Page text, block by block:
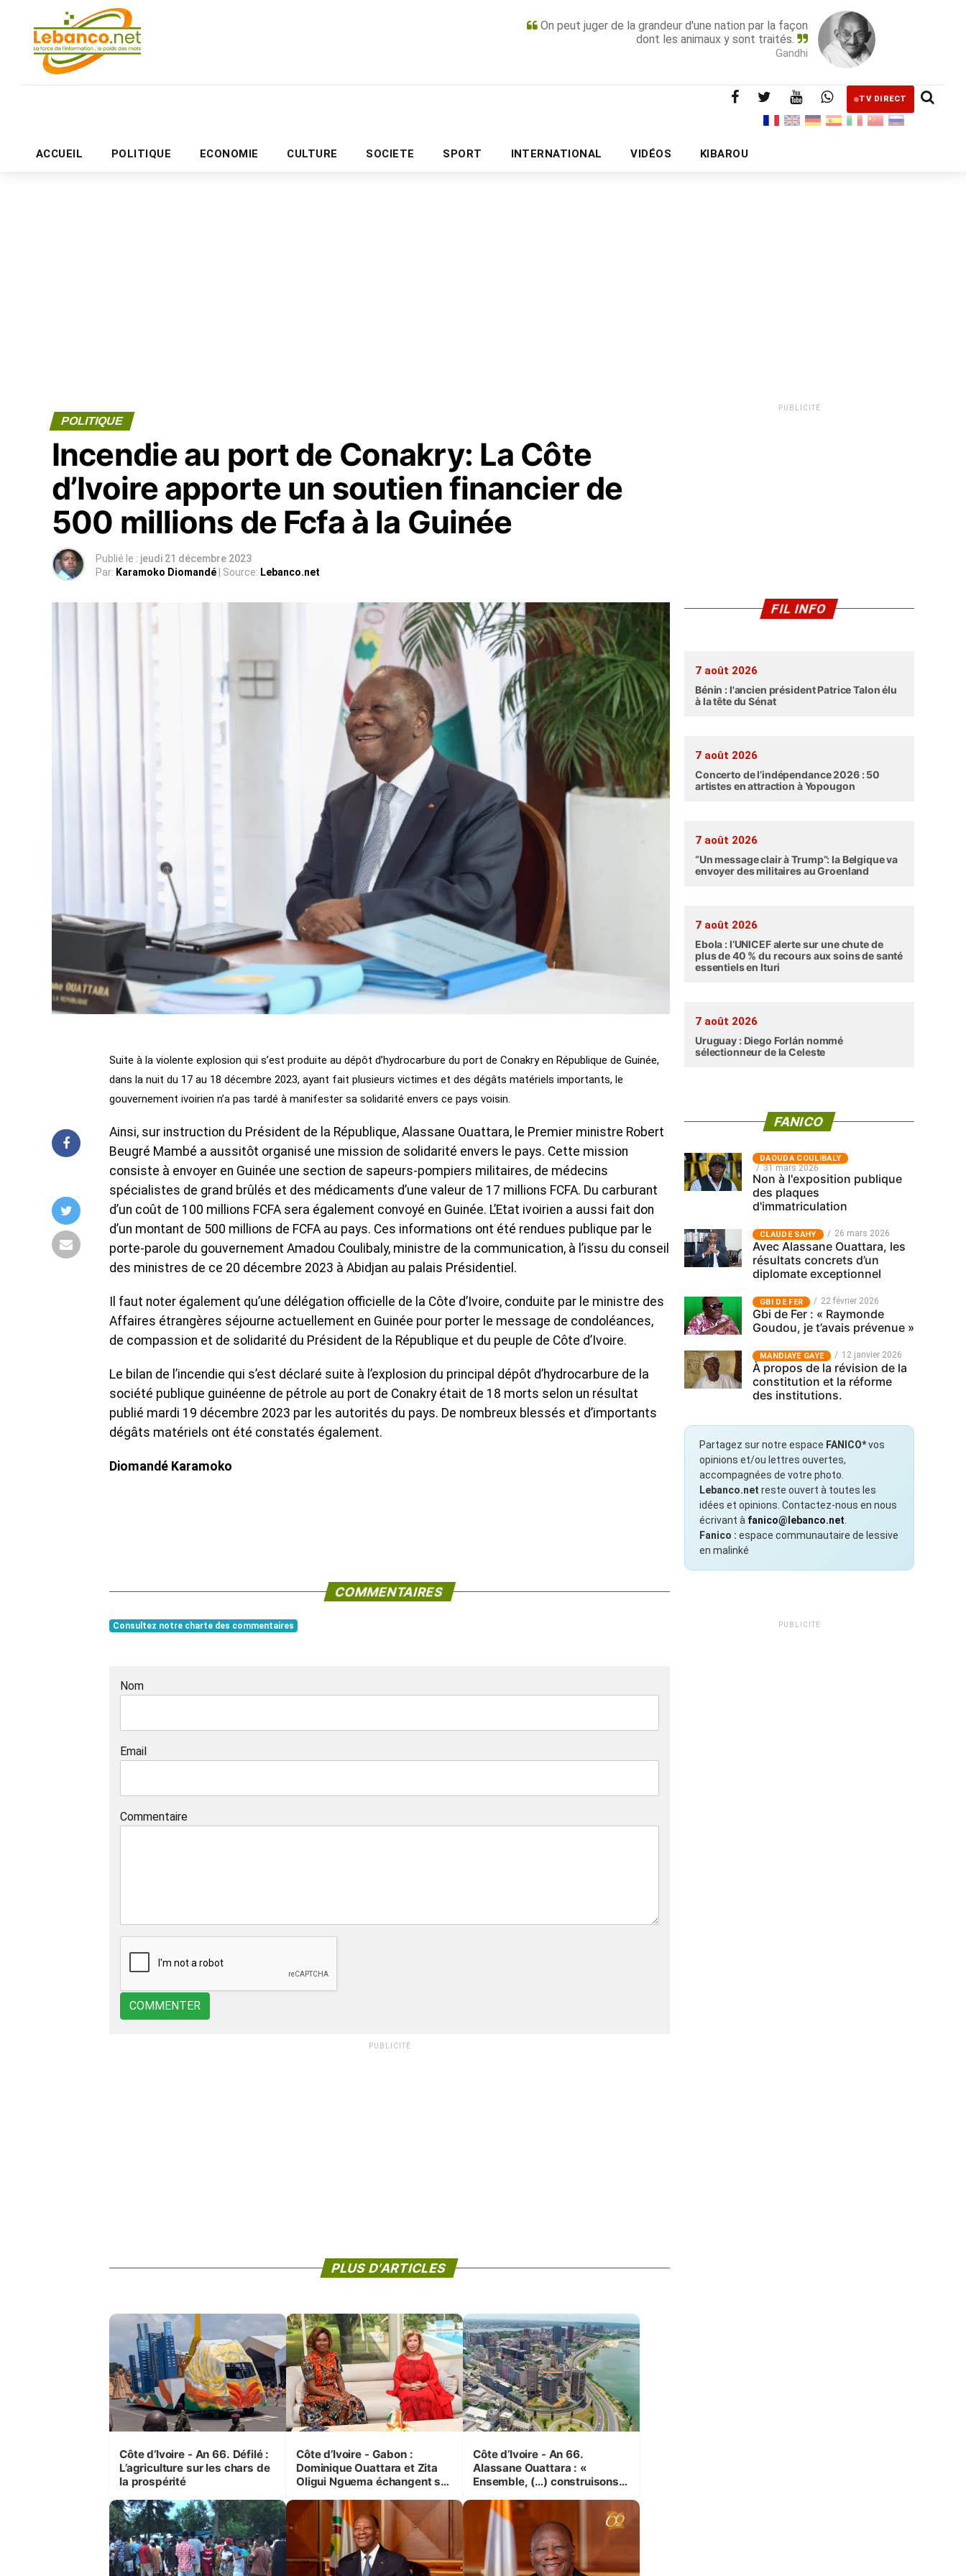
On peut juger de la grandeur d'une nation par la façon
dont les animaux y sont traités.
Gandhi
TV DIRECT
ACCUEIL POLITIQUE ECONOMIE CULTURE SOCIETE SPORT INTERNATIONAL VIDÉOS KIBAROU
PUBLICITÉ
POLITIQUE
Incendie au port de Conakry: La Côte
d’Ivoire apporte un soutien financier de
500 millions de Fcfa à la Guinée
Publié le : jeudi 21 décembre 2023
Par: Karamoko Diomandé | Source: Lebanco.net
Suite à la violente explosion qui s’est produite au dépôt d’hydrocarbure du port de Conakry en République de Guinée,
dans la nuit du 17 au 18 décembre 2023, ayant fait plusieurs victimes et des dégâts matériels importants, le
gouvernement ivoirien n’a pas tardé à manifester sa solidarité envers ce pays voisin.
Ainsi, sur instruction du Président de la République, Alassane Ouattara, le Premier ministre Robert
Beugré Mambé a aussitôt organisé une mission de solidarité envers le pays. Cette mission
consiste à envoyer en Guinée une section de sapeurs-pompiers militaires, de médecins
spécialistes de grand brûlés et des médicaments d’une valeur de 17 millions FCFA. Du carburant
d’un coût de 100 millions FCFA sera également convoyé en Guinée. L’Etat ivoirien a aussi fait don
d’un montant de 500 millions de FCFA au pays. Ces informations ont été rendues publique par le
porte-parole du gouvernement Amadou Coulibaly, ministre de la communication, à l’issu du conseil
des ministres de ce 20 décembre 2023 à Abidjan au palais Présidentiel.
Il faut noter également qu’une délégation officielle de la Côte d’Ivoire, conduite par le ministre des
Affaires étrangères séjourne actuellement en Guinée pour porter le message de condoléances,
de compassion et de solidarité du Président de la République et du peuple de Côte d’Ivoire.
Le bilan de l’incendie qui s’est déclaré suite à l’explosion du principal dépôt d’hydrocarbure de la
société publique guinéenne de pétrole au port de Conakry était de 18 morts selon un résultat
publié mardi 19 décembre 2023 par les autorités du pays. De nombreux blessés et d’importants
dégâts matériels ont été constatés également.
Diomandé Karamoko
COMMENTAIRES
Consultez notre charte des commentaires
Nom
Email
Commentaire
COMMENTER
PUBLICITÉ
PLUS D'ARTICLES
Côte d’Ivoire - An 66. Défilé :
L’agriculture sur les chars de
la prospérité
Côte d’Ivoire - Gabon :
Dominique Ouattara et Zita
Oligui Nguema échangent sur
femmes et des enfants
Côte d’Ivoire - An 66.
Alassane Ouattara : «
Ensemble, (…) construisons
mêmes et pour les
générations futures »
PUBLICITÉ
FIL INFO
7 août 2026
Bénin : l'ancien président Patrice Talon élu
à la tête du Sénat
7 août 2026
Concerto de l’indépendance 2026 : 50
artistes en attraction à Yopougon
7 août 2026
“Un message clair à Trump”: la Belgique va
envoyer des militaires au Groenland
7 août 2026
Ebola : l’UNICEF alerte sur une chute de
plus de 40 % du recours aux soins de santé
essentiels en Ituri
7 août 2026
Uruguay : Diego Forlán nommé
sélectionneur de la Celeste
FANICO
‎DAOUDA COULIBALY
31 mars 2026
Non à l'exposition publique
des plaques
d'immatriculation
CLAUDE SAHY 26 mars 2026
Avec Alassane Ouattara, les
résultats concrets d’un
diplomate exceptionnel
GBI DE FER 22 février 2026
Gbi de Fer : « Raymonde
Goudou, je t’avais prévenue »
MANDIAYE GAYE 12 janvier 2026
À propos de la révision de la
constitution et la réforme
des institutions.
Partagez sur notre espace FANICO*vos
opinions et/ou lettres ouvertes,
accompagnées de votre photo.
Lebanco.net reste ouvert à toutes les
idées et opinions. Contactez-nous en nous
écrivant à fanico@lebanco.net
Fanico : espace communautaire de lessive
en malinké
PUBLICITÉ